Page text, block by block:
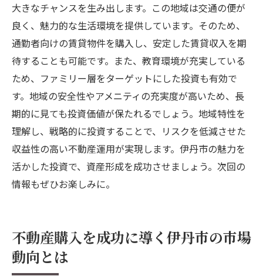
大きなチャンスを生み出します。この地域は交通の便が
良く、魅力的な生活環境を提供しています。そのため、
通勤者向けの賃貸物件を購入し、安定した賃貸収入を期
待することも可能です。また、教育環境が充実している
ため、ファミリー層をターゲットにした投資も有効で
す。地域の安全性やアメニティの充実度が高いため、長
期的に見ても投資価値が保たれるでしょう。地域特性を
理解し、戦略的に投資することで、リスクを低減させた
収益性の高い不動産運用が実現します。伊丹市の魅力を
活かした投資で、資産形成を成功させましょう。次回の
情報もぜひお楽しみに。
不動産購入を成功に導く伊丹市の市場
動向とは